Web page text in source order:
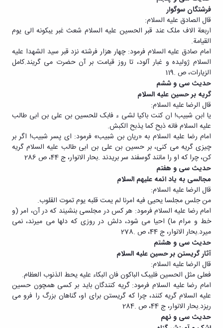
فرشتگان سوگوار
قال الصادق علیه السلام:
اربعة الاف ملک عند قبر الحسین علیه السلام شعث غبر یبکونه الی یوم
القیامة.
امام صادق علیه السلام فرمود: چهار هزار فرشته نزد قبر سید الشهدا علیه
السلام ژولیده و غبار آلود، تا روز قیامت بر آن حضرت می گریند.کامل
الزیارات، ص .119
حدیث سی و ششم
گریه بر حسین علیه السلام
قال الرضا علیه السلام:
یا ابن شبیب! ان کنت باکیا لشی ء فابک للحسین بن علی بن ابی طالب
علیه السلام فانه ذبح کما یذبح الکبش.
امام رضا علیه السلام به «ریان بن شبیب» فرمود: ای پسر شبیب! اگر بر
چیزی گریه می کنی، بر حسین بن علی بن ابی طالب علیه السلام گریه
کن، چرا که او را مانند گوسفند سر بریدند .بحار الانوار، ج 44، ص 286
حدیث سی و هفتم
مجالسی به یاد ائمه علیهم السلام
قال الرضا علیه السلام:
من جلس مجلسا یحیی فیه امرنا لم یمت قلبه یوم تموت القلوب.
امام رضا علیه السلام فرمود: هر کس در مجلسی بنشیند که در آن، امر (و
خط و مرام ما) احیا می شود، دلش در روزی که دلها می میرند، نمی
میرد.بحار الانوار، ج 44، ص .278
حدیث سی و هشتم
آثار گریستن بر حسین علیه السلام
قال الرضا علیه السلام:
فعلی مثل الحسین فلیبک الباکون فان البکاء علیه یحط الذنوب العظام.
امام رضا علیه السلام فرمود: گریه کنندگان باید بر کسی همچون حسین
علیه السلام گریه کنند، چرا که گریستن برای او، گناهان بزرگ را فرو می
ریزد.بحار الانوار، ج 44، ص .284
حدیث سی و نهم